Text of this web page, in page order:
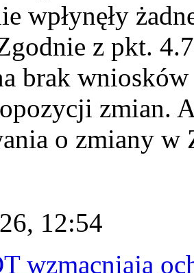
wpłynęły
z pkt.
brak
zmian.
o zmiany w
12:54
wzmacniają